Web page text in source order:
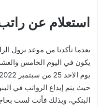
استعلام عن
بعدما تأكدنا من موعد نزول
يكون في اليوم الخامس
حيث يتم إيداع الرواتب في
البنكي، وبذلك فأنت لست